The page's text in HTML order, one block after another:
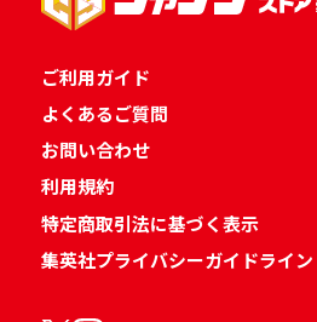
ご利用ガイド
よくあるご質問
お問い合わせ
利用規約
特定商取引法に基づく表示
集英社プライバシーガイドライン